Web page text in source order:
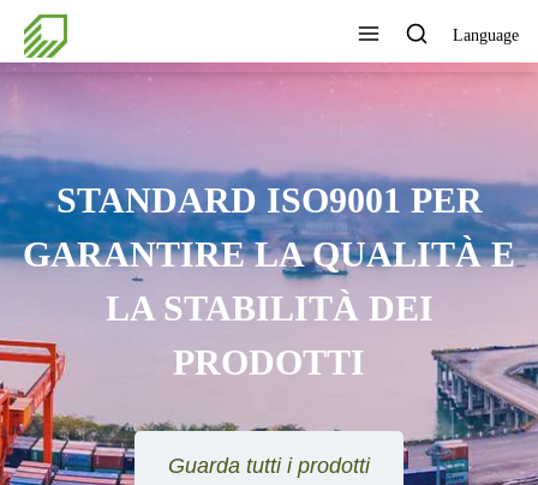
Language
STANDARD ISO9001 PER
GARANTIRE LA QUALITÀ E
LA STABILITÀ DEI
PRODOTTI
Guarda tutti i prodotti